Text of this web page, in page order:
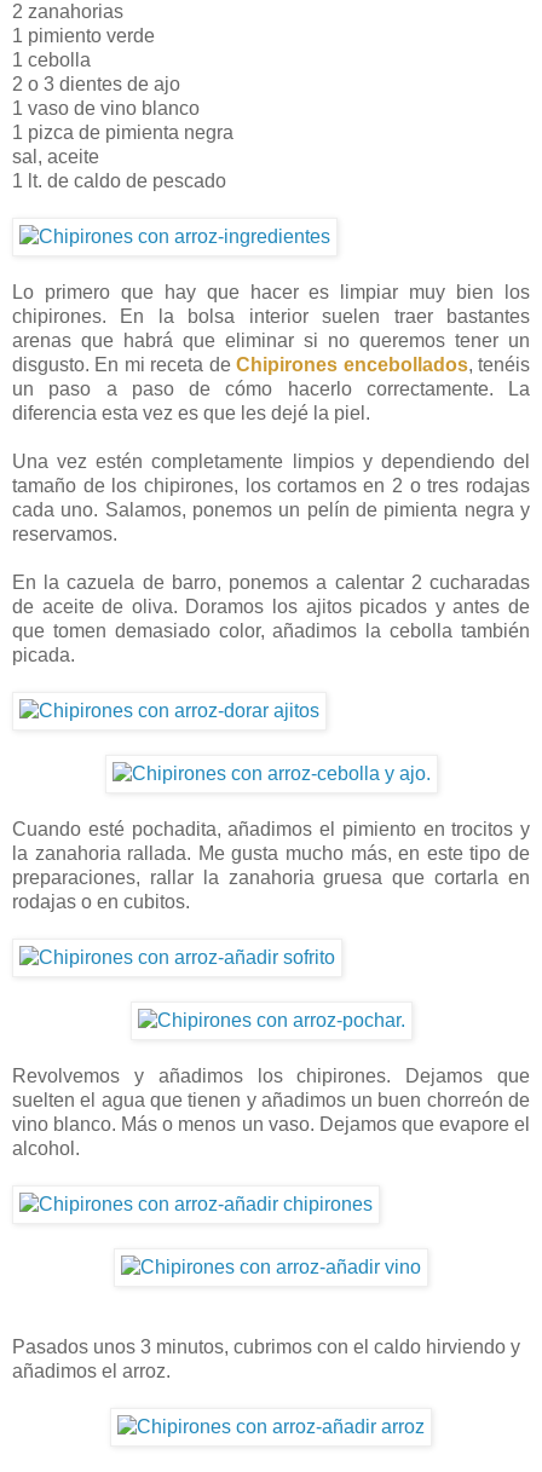
2 zanahorias
1 pimiento verde
1 cebolla
2 o 3 dientes de ajo
1 vaso de vino blanco
1 pizca de pimienta negra
sal, aceite
1 lt. de caldo de pescado
Lo primero que hay que hacer es limpiar muy bien los
chipirones. En la bolsa interior suelen traer bastantes
arenas que habrá que eliminar si no queremos tener un
disgusto. En mi receta deChipirones encebollados, tenéis
un paso a paso de cómo hacerlo correctamente. La
diferencia esta vez es que les dejé la piel.
Una vez estén completamente limpios y dependiendo del
tamaño de los chipirones, los cortamos en 2 o tres rodajas
cada uno. Salamos, ponemos un pelín de pimienta negra y
reservamos.
En la cazuela de barro, ponemos a calentar 2 cucharadas
de aceite de oliva. Doramos los ajitos picados y antes de
que tomen demasiado color, añadimos la cebolla también
picada.
Cuando esté pochadita, añadimos el pimiento en trocitos y
la zanahoria rallada. Me gusta mucho más, en este tipo de
preparaciones, rallar la zanahoria gruesa que cortarla en
rodajas o en cubitos.
Revolvemos y añadimos los chipirones. Dejamos que
suelten el agua que tienen y añadimos un buen chorreón de
vino blanco. Más o menos un vaso. Dejamos que evapore el
alcohol.
Pasados unos 3 minutos, cubrimos con el caldo hirviendo y
añadimos el arroz.